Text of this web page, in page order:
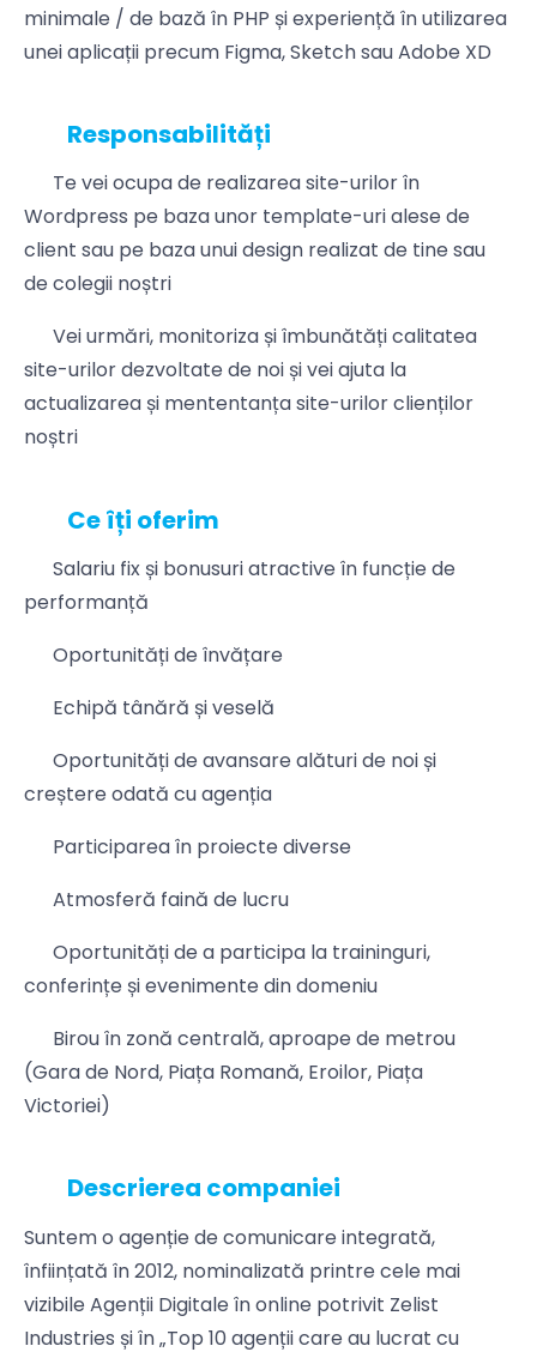
minimale / de bază în PHP și experiență în utilizarea
unei aplicații precum Figma, Sketch sau Adobe XD
Responsabilități
Te vei ocupa de realizarea site-urilor în
Wordpress pe baza unor template-uri alese de
client sau pe baza unui design realizat de tine sau
de colegii noștri
Vei urmări, monitoriza și îmbunătăți calitatea
site-urilor dezvoltate de noi și vei ajuta la
actualizarea și mententanța site-urilor clienților
noștri
Ce îți oferim
Salariu fix și bonusuri atractive în funcție de
performanță
Oportunități de învățare
Echipă tânără și veselă
Oportunități de avansare alături de noi și
creștere odată cu agenția
Participarea în proiecte diverse
Atmosferă faină de lucru
Oportunități de a participa la traininguri,
conferințe și evenimente din domeniu
Birou în zonă centrală, aproape de metrou
(Gara de Nord, Piața Romană, Eroilor, Piața
Victoriei)
Descrierea companiei
Suntem o agenție de comunicare integrată,
înființată în 2012, nominalizată printre cele mai
vizibile Agenții Digitale în online potrivit Zelist
Industries și în „Top 10 agenții care au lucrat cu